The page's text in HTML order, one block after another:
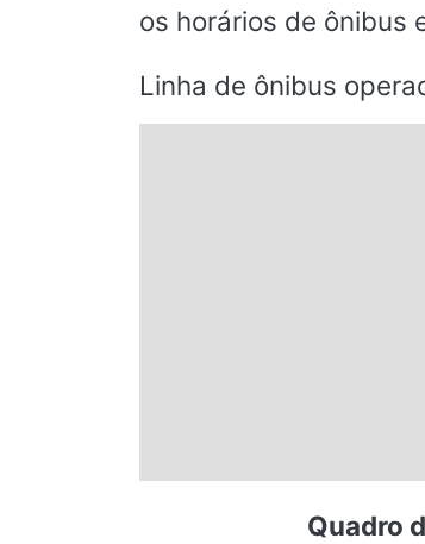
Espírito Santo
os horários de ônibus
Linha de ônibus
Quadro